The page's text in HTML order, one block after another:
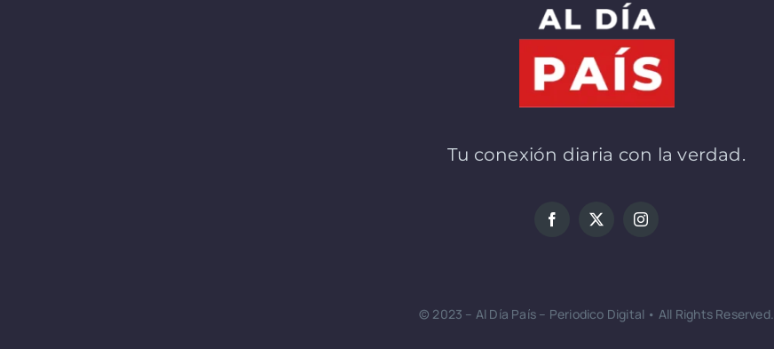
Tu conexión diaria con la verdad.
© 2023 – Al Día País – Periodico Digital • All Rights Reserved.